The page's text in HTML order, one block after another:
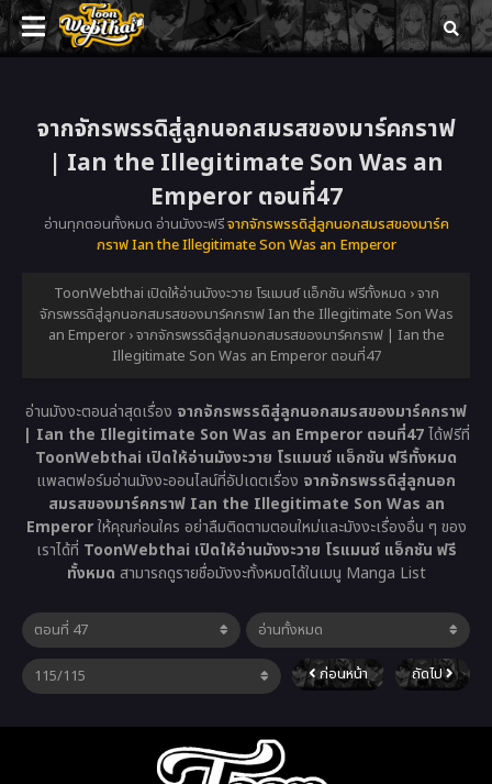
จากจักรพรรดิสู่ลูกนอกสมรสของมาร์คกราฟ
| Ian the Illegitimate Son Was an
Emperor ตอนที่47
อ่านทุกตอนทั้งหมด อ่านมังงะฟรีจากจักรพรรดิสู่ลูกนอกสมรสของมาร์ค
กราฟ Ian the Illegitimate Son Was an Emperor
ToonWebthai เปิดให้อ่านมังงะวาย โรแมนซ์ แอ็กชัน ฟรีทั้งหมด ›จาก
จักรพรรดิสู่ลูกนอกสมรสของมาร์คกราฟ Ian the Illegitimate Son Was
an Emperor ›จากจักรพรรดิสู่ลูกนอกสมรสของมาร์คกราฟ | Ian the
Illegitimate Son Was an Emperor ตอนที่47
อ่านมังงะตอนล่าสุดเรื่อง จากจักรพรรดิสู่ลูกนอกสมรสของมาร์คกราฟ
| Ian the Illegitimate Son Was an Emperor ตอนที่47ได้ฟรีที่
ToonWebthai เปิดให้อ่านมังงะวาย โรแมนซ์ แอ็กชัน ฟรีทั้งหมด
แพลตฟอร์มอ่านมังงะออนไลน์ที่อัปเดตเรื่อง จากจักรพรรดิสู่ลูกนอก
สมรสของมาร์คกราฟ Ian the Illegitimate Son Was an
Emperorให้คุณก่อนใคร อย่าลืมติดตามตอนใหม่และมังงะเรื่องอื่น ๆ ของ
เราได้ที่ ToonWebthai เปิดให้อ่านมังงะวาย โรแมนซ์ แอ็กชัน ฟรี
ทั้งหมด สามารถดูรายชื่อมังงะทั้งหมดได้ในเมนู Manga List
ก่อนหน้า ถัดไป